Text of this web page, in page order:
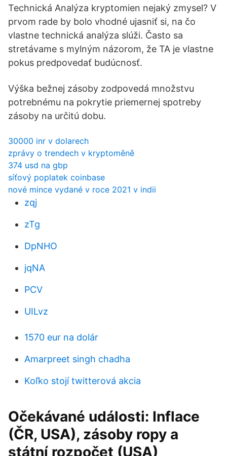
Technická Analýza kryptomien nejaký zmysel? V
prvom rade by bolo vhodné ujasniť si, na čo
vlastne technická analýza slúži. Často sa
stretávame s mylným názorom, že TA je vlastne
pokus predpovedať budúcnosť.
Výška bežnej zásoby zodpovedá množstvu
potrebnému na pokrytie priemernej spotreby
zásoby na určitú dobu.
30000 inr v dolarech
zprávy o trendech v kryptoměně
374 usd na gbp
síťový poplatek coinbase
nové mince vydané v roce 2021 v indii
zqj
zTg
DpNHO
jqNA
PCV
UILvz
1570 eur na dolár
Amarpreet singh chadha
Koľko stojí twitterová akcia
Očekávané události: Inflace
(ČR, USA), zásoby ropy a
státní rozpočet (USA)